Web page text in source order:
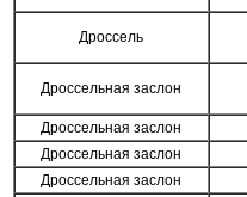
Дроссель
Дроссельная заслон
Дроссельная заслон
Дроссельная заслон
Дроссельная заслон